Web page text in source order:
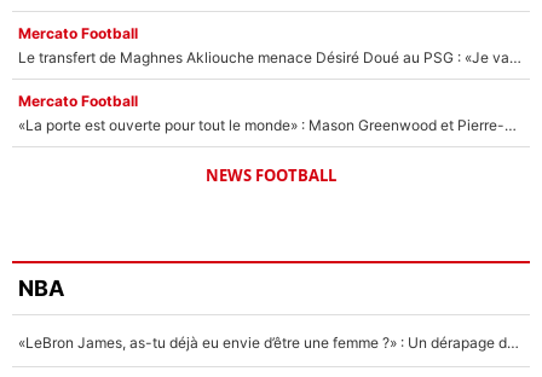
Mercato Football
Le transfert de Maghnes Akliouche menace Désiré Doué au PSG : «Je valide à 200%»
Mercato Football
«La porte est ouverte pour tout le monde» : Mason Greenwood et Pierre-Emerick Aubameyang ont quitté l'OM, Amine Gouiri balance sur la suite du mercato et sur la réaction du vestiaire !
NEWS FOOTBALL
NBA
«LeBron James, as-tu déjà eu envie d’être une femme ?» : Un dérapage de Donald Trump sur la superstar de la NBA refait surface